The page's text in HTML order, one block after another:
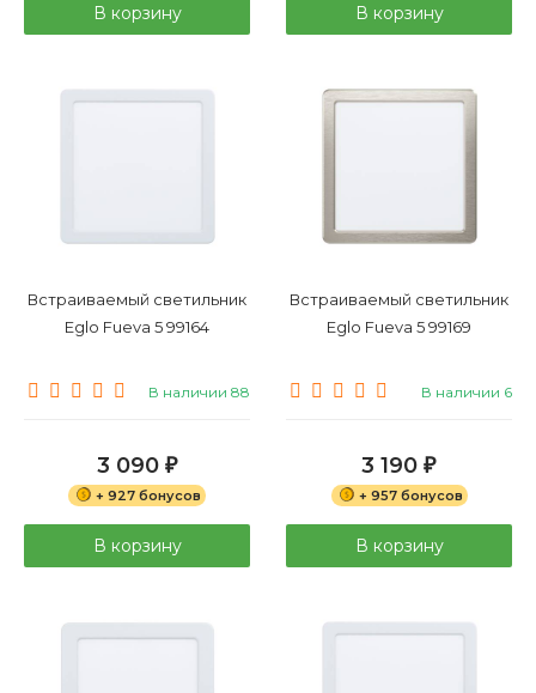
В корзину В корзину
Встраиваемый светильник
Eglo Fueva 5 99164
В наличии 88
3 090 ₽
+ 927 бонусов
В корзину
Встраиваемый светильник
Eglo Fueva 5 99169
В наличии 6
3 190 ₽
+ 957 бонусов
В корзину